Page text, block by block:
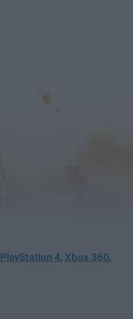
PlayStation 4, Xbox 360,